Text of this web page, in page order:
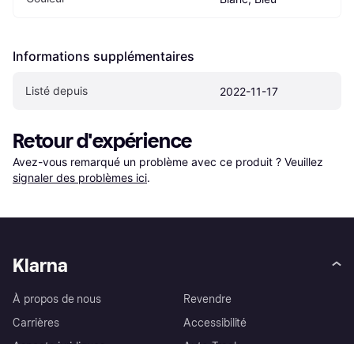
Informations supplémentaires
Listé depuis 2022-11-17
Retour d'expérience
Avez-vous remarqué un problème avec ce produit ? Veuillez
signaler des problèmes ici.
Klarna
À propos de nous
Carrières
Revendre
Accessibilité